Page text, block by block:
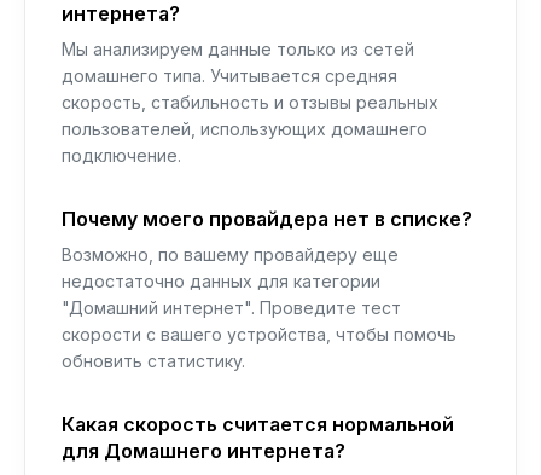
интернета?
Мы анализируем данные только из сетей
домашнего типа. Учитывается средняя
скорость, стабильность и отзывы реальных
пользователей, использующих домашнего
подключение.
Почему моего провайдера нет в списке?
Возможно, по вашему провайдеру еще
недостаточно данных для категории
"Домашний интернет". Проведите тест
скорости с вашего устройства, чтобы помочь
обновить статистику.
Какая скорость считается нормальной
для Домашнего интернета?